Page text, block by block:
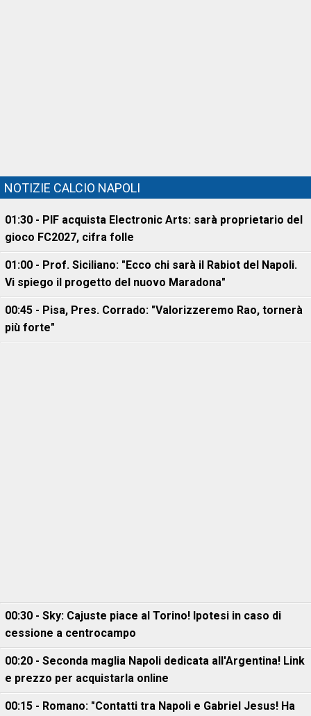
NOTIZIE CALCIO NAPOLI
01:30 - PIF acquista Electronic Arts: sarà proprietario del
gioco FC2027, cifra folle
01:00 - Prof. Siciliano: "Ecco chi sarà il Rabiot del Napoli.
Vi spiego il progetto del nuovo Maradona"
00:45 - Pisa, Pres. Corrado: "Valorizzeremo Rao, tornerà
più forte"
00:30 - Sky: Cajuste piace al Torino! Ipotesi in caso di
cessione a centrocampo
00:20 - Seconda maglia Napoli dedicata all'Argentina! Link
e prezzo per acquistarla online
00:15 - Romano: "Contatti tra Napoli e Gabriel Jesus! Ha